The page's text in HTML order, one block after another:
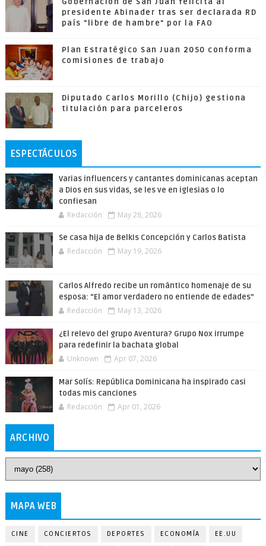
presidente Abinader tras ser declarada RD
país "libre de hambre" por la FAO
Plan Estratégico San Juan 2050 conforma
comisiones de trabajo
Diputado Carlos Morillo (Chijo) gestiona
titulación para parceleros
ESPECTÁCULOS
Varias influencers y cantantes dominicanas aceptan
a Dios en sus vidas, se les ve en iglesias o lo
confiesan
Redacción May 28, 2026
Se casa hija de Belkis Concepción y Carlos Batista
Redacción May 19, 2026
Carlos Alfredo recibe un romántico homenaje de su
esposa: “El amor verdadero no entiende de edades”
Redacción May 13, 2026
¿El relevo del grupo Aventura? Grupo Nox irrumpe
para redefinir la bachata global
Unknown Apr 07, 2026
Mar Solís: República Dominicana ha inspirado casi
todas mis canciones
Redacción Apr 01, 2026
ARCHIVO
MAPA WEB
CINE CONCIERTOS DEPORTES ECONOMÍA EE.UU